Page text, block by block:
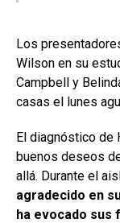
Los
Wilson en su
Campbell y
casas el lunes
El diagnóstico de
buenos deseos
allá. Durante el
agradecido en
ha evocado sus